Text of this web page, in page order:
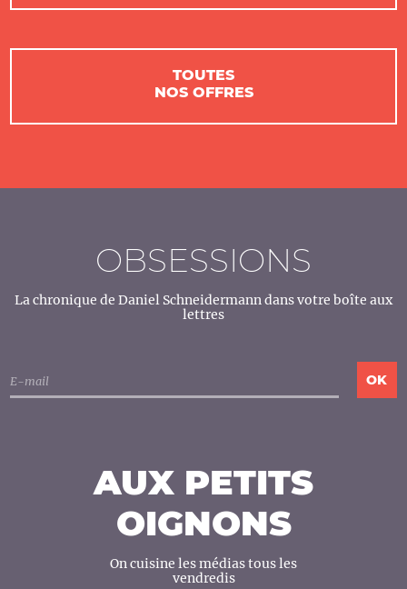
TOUTES
NOS OFFRES
OBSESSIONS
La chronique de Daniel Schneidermann dans votre boîte aux
lettres
AUX PETITS
OIGNONS
On cuisine les médias tous les
vendredis